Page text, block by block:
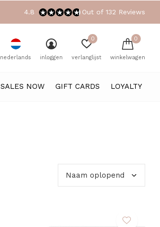
SALES NOW GIFT CARDS LOYALTY
nederlands inloggen verlanglijst
0
winkelwagen
0
4.8 Out of 132 Reviews